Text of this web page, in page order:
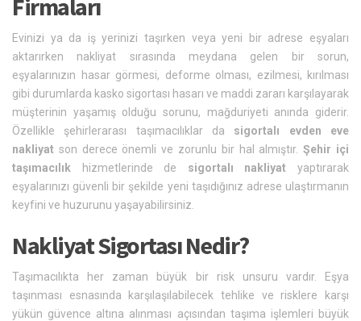
Evinizi ya da iş yerinizi taşırken veya yeni bir adrese eşyaları
aktarırken nakliyat sırasında meydana gelen bir sorun,
eşyalarınızın hasar görmesi, deforme olması, ezilmesi, kırılması
gibi durumlarda kasko sigortası hasarı ve maddi zararı karşılayarak
müşterinin yaşamış olduğu sorunu, mağduriyeti anında giderir.
Özellikle şehirlerarası taşımacılıklar da sigortalı evden eve
nakliyat son derece önemli ve zorunlu bir hal almıştır.Şehir içi
taşımacılık hizmetlerinde de sigortalı nakliyatyaptırarak
eşyalarınızı güvenli bir şekilde yeni taşıdığınız adrese ulaştırmanın
keyfini ve huzurunu yaşayabilirsiniz.
Nakliyat Sigortası Nedir?
Taşımacılıkta her zaman büyük bir risk unsuru vardır. Eşya
taşınması esnasında karşılaşılabilecek tehlike ve risklere karşı
yükün güvence altına alınması açısından taşıma işlemleri büyük